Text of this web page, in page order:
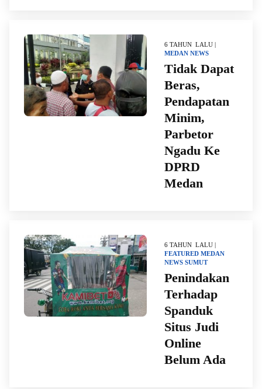
6 TAHUN LALU |
MEDAN NEWS
Tidak Dapat
Beras,
Pendapatan
Minim,
Parbetor
Ngadu Ke
DPRD
Medan
6 TAHUN LALU |
FEATURED MEDAN
NEWS SUMUT
Penindakan
Terhadap
Spanduk
Situs Judi
Online
Belum Ada